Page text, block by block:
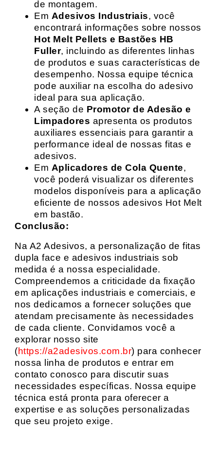
de montagem.
Em Adesivos Industriais, você
encontrará informações sobre nossos
Hot Melt Pellets e Bastões HB
Fuller, incluindo as diferentes linhas
de produtos e suas características de
desempenho. Nossa equipe técnica
pode auxiliar na escolha do adesivo
ideal para sua aplicação.
A seção de Promotor de Adesão e
Limpadores apresenta os produtos
auxiliares essenciais para garantir a
performance ideal de nossas fitas e
adesivos.
Em Aplicadores de Cola Quente,
você poderá visualizar os diferentes
modelos disponíveis para a aplicação
eficiente de nossos adesivos Hot Melt
em bastão.
Conclusão:
Na A2 Adesivos, a personalização de fitas
dupla face e adesivos industriais sob
medida é a nossa especialidade.
Compreendemos a criticidade da fixação
em aplicações industriais e comerciais, e
nos dedicamos a fornecer soluções que
atendam precisamente às necessidades
de cada cliente. Convidamos você a
explorar nosso site
(https://a2adesivos.com.br) para conhecer
nossa linha de produtos e entrar em
contato conosco para discutir suas
necessidades específicas. Nossa equipe
técnica está pronta para oferecer a
expertise e as soluções personalizadas
que seu projeto exige.